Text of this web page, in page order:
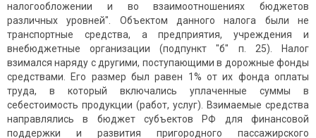
налогообложении и во взаимоотношениях бюджетов
различных уровней". Объектом данного налога были не
транспортные средства, а предприятия, учреждения и
внебюджетные организации (подпункт "б" п. 25). Налог
взимался наряду с другими, поступающими в дорожные фонды
средствами. Его размер был равен 1% от их фонда оплаты
труда, в который включались уплаченные суммы в
себестоимость продукции (работ, услуг). Взимаемые средства
направлялись в бюджет субъектов РФ для финансовой
поддержки и развития пригородного пассажирского